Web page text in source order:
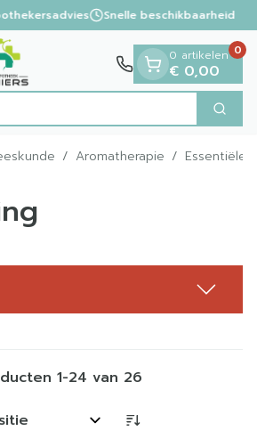
Snelle beschikbaarheid
Zoek
0 artikelen
€ 0,00
0
/ Aromatherapie / Essentiële
1-24 van 26
op: